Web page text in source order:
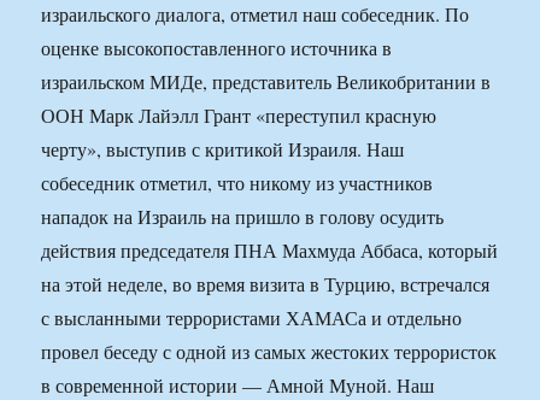
израильского диалога, отметил наш собеседник. По
оценке высокопоставленного источника в
израильском МИДе, представитель Великобритании в
ООН Марк Лайэлл Грант «переступил красную
черту», выступив с критикой Израиля. Наш
собеседник отметил, что никому из участников
нападок на Израиль на пришло в голову осудить
действия председателя ПНА Махмуда Аббаса, который
на этой неделе, во время визита в Турцию, встречался
с высланными террористами ХАМАСа и отдельно
провел беседу с одной из самых жестоких террористок
в современной истории — Амной Муной. Наш